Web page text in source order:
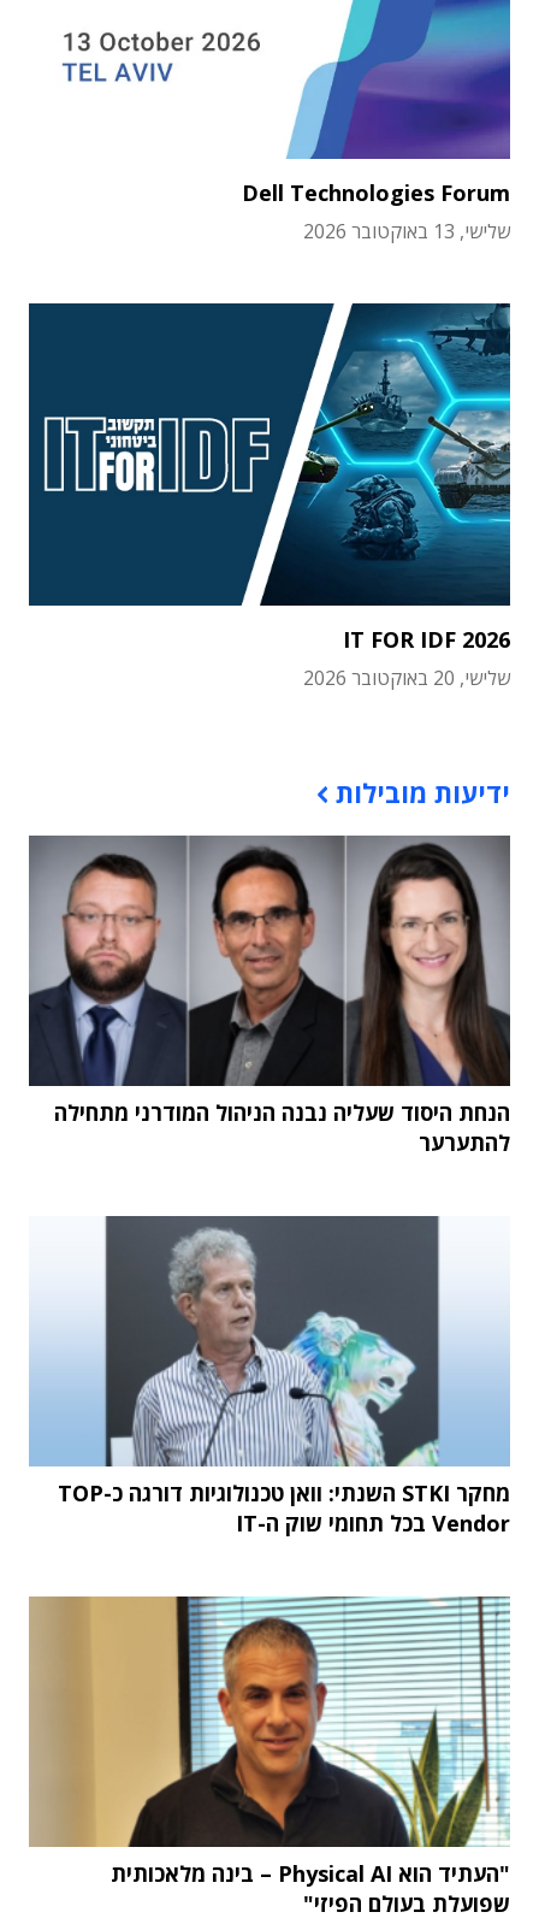
Dell Technologies Forum
שלישי, 13 באוקטובר 2026
IT FOR IDF 2026
שלישי, 20 באוקטובר 2026
ידיעות מובילות
הנחת היסוד שעליה נבנה הניהול המודרני מתחילה
להתערער
מחקר STKI השנתי: וואן טכנולוגיות דורגה כ-TOP
Vendor בכל תחומי שוק ה-IT
"העתיד הוא Physical AI – בינה מלאכותית
שפועלת בעולם הפיזי"